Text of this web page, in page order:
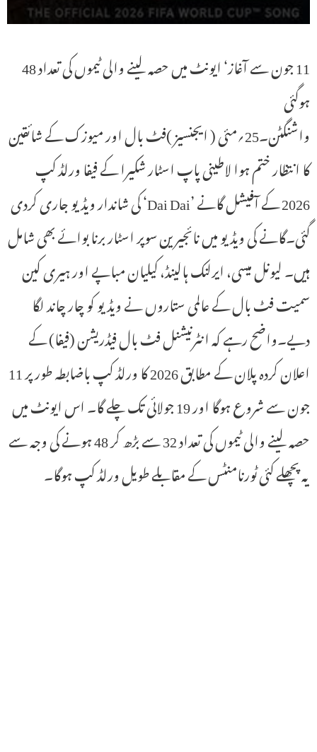
11 جون سے آغاز‘ ایونٹ میں حصہ لینے والی ٹیموں کی تعداد 48
ہوگئی
واشنگٹن۔25؍مئی ( ایجنسیز )فٹ بال اور میوزک کے شائقین
کا انتظار ختم ہوا لاطینی پاپ اسٹار شکیرا کے فیفا ورلڈ کپ
2026 کے آفیشل گانے ’Dai Dai‘ کی شاندار ویڈیو جاری کردی
گئی۔گانے کی ویڈیو میں نائجیرین سوپر اسٹار برنا بوائے بھی شامل
ہیں۔ لیونل میسی، ایرلنک ہالینڈ، کیلیان مباپے اور ہیری کین
سمیت فٹ بال کے عالمی ستاروں نے ویڈیو کو چار چاند لگا
دیے۔واضح رہے کہ انٹرنیشنل فٹ بال فیڈریشن (فیفا) کے
اعلان کردہ پلان کے مطابق 2026 کا ورلڈ کپ باضابطہ طور پر 11
جون سے شروع ہوگا اور 19 جولائی تک چلے گا۔ اس ایونٹ میں
حصہ لینے والی ٹیموں کی تعداد 32 سے بڑھ کر 48 ہونے کی وجہ سے
یہ پچھلے کئی ٹورنامنٹس کے مقابلے طویل ورلڈ کپ ہوگا۔